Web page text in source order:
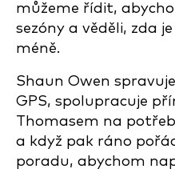
můžeme řídit,
sezóny a věděli, zda
méně.
Shaun Owen
GPS, spolupracuje
Thomasem na
a když pak ráno
poradu, abychom